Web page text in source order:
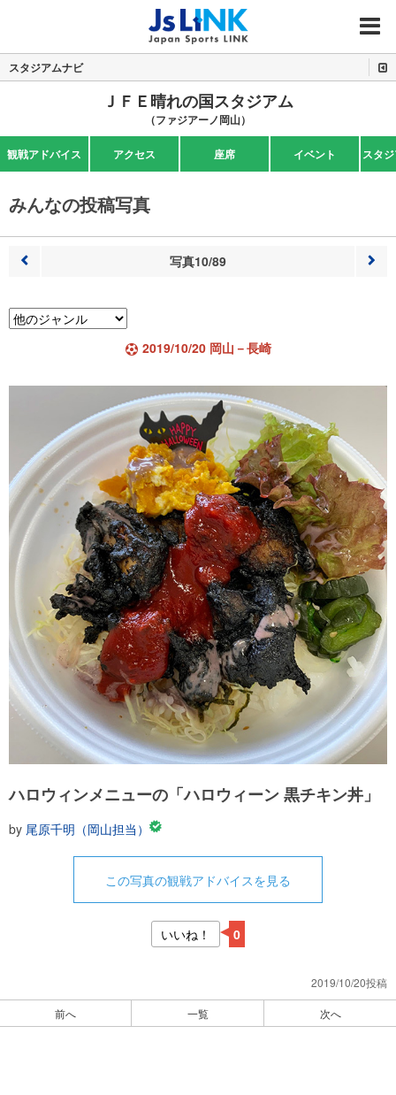
MENU
スタジアムナビ
ＪＦＥ晴れの国スタジアム
（ファジアーノ岡山）
観戦アドバイス アクセス 座席 イベント スタ
みんなの投稿写真
写真10/89
2019/10/20 岡山－長崎
ハロウィンメニューの「ハロウィーン 黒チキン丼」
by 尾原千明（岡山担当）
この写真の観戦アドバイスを見る
いいね！ 0
2019/10/20投稿
前へ 一覧 次へ